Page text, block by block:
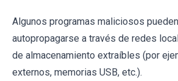
Algunos programas maliciosos
autopropagarse a través de redes
de almacenamiento extraíbles (por
externos, memorias USB, etc.).